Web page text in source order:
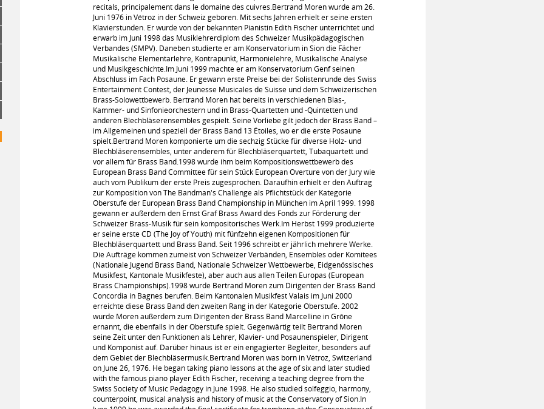
récitals, principalement dans le domaine des cuivres.Bertrand Moren wurde am 26.
Juni 1976 in Vétroz in der Schweiz geboren. Mit sechs Jahren erhielt er seine ersten
Klavierstunden. Er wurde von der bekannten Pianistin Edith Fischer unterrichtet und
erwarb im Juni 1998 das Musiklehrerdiplom des Schweizer Musikpädagogischen
Verbandes (SMPV). Daneben studierte er am Konservatorium in Sion die Fächer
Musikalische Elementarlehre, Kontrapunkt, Harmonielehre, Musikalische Analyse
und Musikgeschichte.Im Juni 1999 machte er am Konservatorium Genf seinen
Abschluss im Fach Posaune. Er gewann erste Preise bei der Solistenrunde des Swiss
Entertainment Contest, der Jeunesse Musicales de Suisse und dem Schweizerischen
Brass-Solowettbewerb. Bertrand Moren hat bereits in verschiedenen Blas-,
Kammer- und Sinfonieorchestern und in Brass-Quartetten und -Quintetten und
anderen Blechbläserensembles gespielt. Seine Vorliebe gilt jedoch der Brass Band –
im Allgemeinen und speziell der Brass Band 13 Étoiles, wo er die erste Posaune
spielt.Bertrand Moren komponierte um die sechzig Stücke für diverse Holz- und
Blechbläserensembles, unter anderem für Blechbläserquartett, Tubaquartett und
vor allem für Brass Band.1998 wurde ihm beim Kompositionswettbewerb des
European Brass Band Committee für sein Stück European Overture von der Jury wie
auch vom Publikum der erste Preis zugesprochen. Daraufhin erhielt er den Auftrag
zur Komposition von The Bandman's Challenge als Pflichtstück der Kategorie
Oberstufe der European Brass Band Championship in München im April 1999. 1998
gewann er außerdem den Ernst Graf Brass Award des Fonds zur Förderung der
Schweizer Brass-Musik für sein kompositorisches Werk.Im Herbst 1999 produzierte
er seine erste CD (The Joy of Youth) mit fünfzehn eigenen Kompositionen für
Blechbläserquartett und Brass Band. Seit 1996 schreibt er jährlich mehrere Werke.
Die Aufträge kommen zumeist von Schweizer Verbänden, Ensembles oder Komitees
(Nationale Jugend Brass Band, Nationale Schweizer Wettbewerbe, Eidgenössisches
Musikfest, Kantonale Musikfeste), aber auch aus allen Teilen Europas (European
Brass Championships).1998 wurde Bertrand Moren zum Dirigenten der Brass Band
Concordia in Bagnes berufen. Beim Kantonalen Musikfest Valais im Juni 2000
erreichte diese Brass Band den zweiten Rang in der Kategorie Oberstufe. 2002
wurde Moren außerdem zum Dirigenten der Brass Band Marcelline in Grône
ernannt, die ebenfalls in der Oberstufe spielt. Gegenwärtig teilt Bertrand Moren
seine Zeit unter den Funktionen als Lehrer, Klavier- und Posaunenspieler, Dirigent
und Komponist auf. Darüber hinaus ist er ein engagierter Begleiter, besonders auf
dem Gebiet der Blechbläsermusik.Bertrand Moren was born in Vétroz, Switzerland
on June 26, 1976. He began taking piano lessons at the age of six and later studied
with the famous piano player Edith Fischer, receiving a teaching degree from the
Swiss Society of Music Pedagogy in June 1998. He also studied solfeggio, harmony,
counterpoint, musical analysis and history of music at the Conservatory of Sion.In